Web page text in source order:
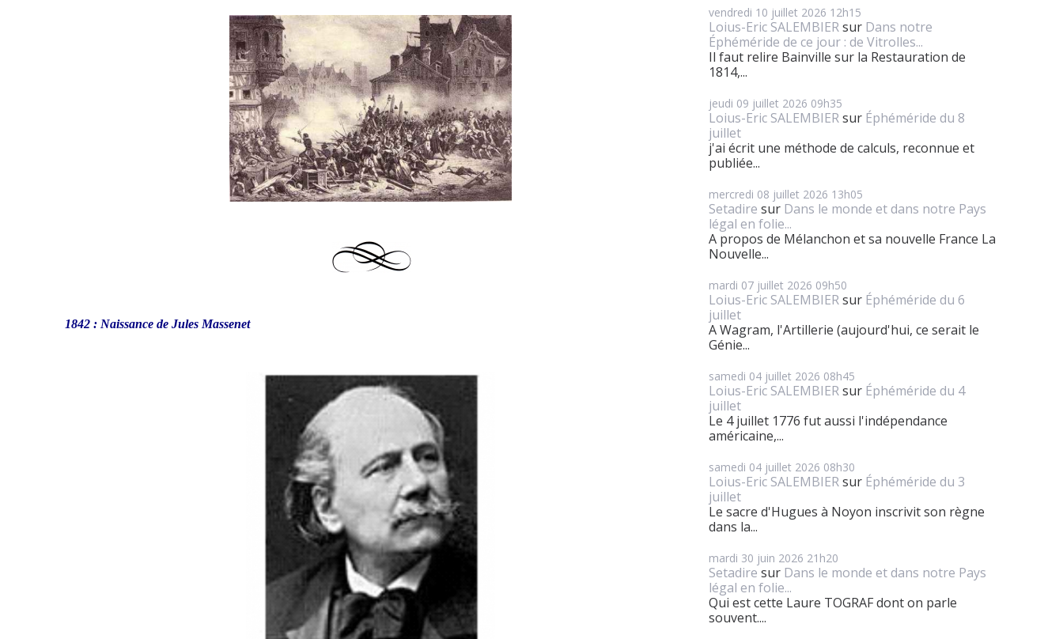
1842 : Naissance de Jules Massenet
vendredi 10 juillet 2026 12h15
Loius-Eric SALEMBIERsur Dans notre
Éphéméride de ce jour : de Vitrolles...
Il faut relire Bainville sur la Restauration de
1814,...
jeudi 09 juillet 2026 09h35
Loius-Eric SALEMBIERsur Éphéméride du 8
juillet
j'ai écrit une méthode de calculs, reconnue et
publiée...
mercredi 08 juillet 2026 13h05
Setadire sur Dans le monde et dans notre Pays
légal en folie...
A propos de Mélanchon et sa nouvelle France La
Nouvelle...
mardi 07 juillet 2026 09h50
Loius-Eric SALEMBIERsur Éphéméride du 6
juillet
A Wagram, l'Artillerie (aujourd'hui, ce serait le
Génie...
samedi 04 juillet 2026 08h45
Loius-Eric SALEMBIERsur Éphéméride du 4
juillet
Le 4 juillet 1776 fut aussi l'indépendance
américaine,...
samedi 04 juillet 2026 08h30
Loius-Eric SALEMBIERsur Éphéméride du 3
juillet
Le sacre d'Hugues à Noyon inscrivit son règne
dans la...
mardi 30 juin 2026 21h20
Setadire sur Dans le monde et dans notre Pays
légal en folie...
Qui est cette Laure TOGRAF dont on parle
souvent....